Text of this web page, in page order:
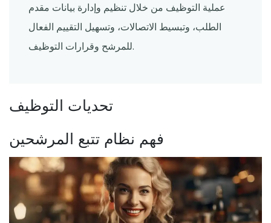
عملية التوظيف من خلال تنظيم وإدارة بيانات مقدم
الطلب، وتبسيط الاتصالات، وتسهيل التقييم الفعال
للمرشح وقرارات التوظيف.
تحديات التوظيف
فهم نظام تتبع المرشحين